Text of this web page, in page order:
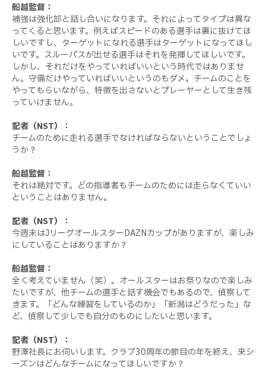
船越監督：
補強は強化部と話し合いになります。それによってタイプは異な
ってくると思います。例えばスピードのある選手は裏に抜けてほ
しいですし、ターゲットになれる選手はターゲットになってほし
いです。スルーパスが出せる選手はそれを発揮してほしいです。
しかし、それだけをやっていればいいという時代ではありませ
ん。守備だけやっていればいいというのもダメ。チームのことを
やってもらいながら、特徴を出さないとプレーヤーとして生き残
っていけません。
記者（NST）：
チームのために走れる選手でなければならないということでしょ
うか？
船越監督：
それは絶対です。どの指導者もチームのためには走らなくていい
ということはありません。
記者（NST）：
今週末はJリーグオールスターDAZNカップがありますが、楽しみ
にしていることはありますか？
船越監督：
全く考えていません（笑）。オールスターはお祭りなので楽しみ
たいですが、他チームの選手と話す機会でもあるので、偵察して
きます。「どんな練習をしているのか」「新潟はどうだった」な
ど、偵察して少しでも自分のものにしたいと思います。
記者（NST）：
野澤社長にお伺いします。クラブ30周年の節目の年を終え、来シ
ーズンはどんなチームになってほしいですか？